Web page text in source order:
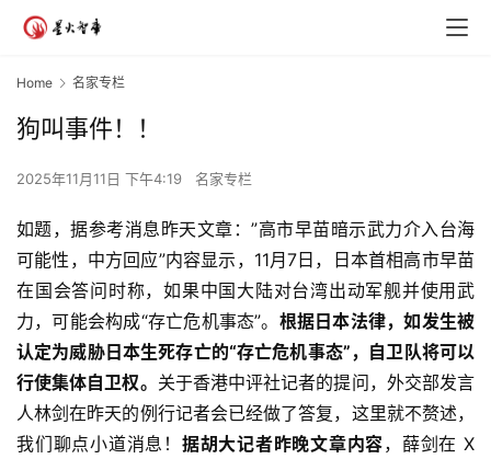
Home 名家专栏
狗叫事件！！
2025年11月11日 下午4:19 名家专栏
如题，据参考消息昨天文章：”高市早苗暗示武力介入台海
可能性，中方回应”内容显示，11月7日，日本首相高市早苗
在国会答问时称，如果中国大陆对台湾出动军舰并使用武
力，可能会构成“存亡危机事态”。 根据日本法律，如发生被
认定为威胁日本生死存亡的“存亡危机事态”，自卫队将可以
行使集体自卫权。 关于香港中评社记者的提问，外交部发言
人林剑在昨天的例行记者会已经做了答复，这里就不赘述，
我们聊点小道消息！ 据胡大记者昨晚文章内容，薛剑在 X